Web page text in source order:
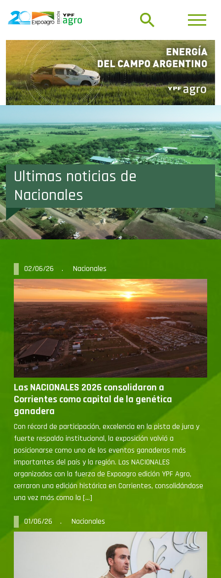
Ultimas noticias de
Nacionales
Las NACIONALES 2026 consolidaron a
Corrientes como capital de la genética
ganadera
Con récord de participación, excelencia en la pista de jura y
fuerte respaldo institucional, la exposición volvió a
posicionarse como uno de los eventos ganaderos más
importantes del país y la región. Las NACIONALES
organizadas con la fuerza de Expoagro edición YPF Agro,
cerraron una edición histórica en Corrientes, consolidándose
una vez más como la […]
01/06/26 . Nacionales